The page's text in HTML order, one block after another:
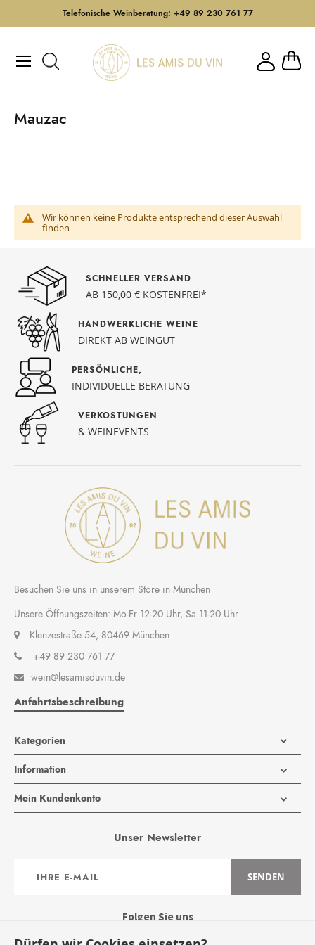
Telefonische Weinberatung: +49 89 230 761 77
Inhalt
Mein
Mauzac
Wir können keine Produkte entsprechend dieser Auswahl
finden
SCHNELLER VERSAND
AB 150,00 € KOSTENFREI*
HANDWERKLICHE WEINE
DIREKT AB WEINGUT
PERSÖNLICHE,
INDIVIDUELLE BERATUNG
VERKOSTUNGEN
& WEINEVENTS
Besuchen Sie uns in unserem Store in München
Unsere Öffnungszeiten: Mo-Fr 12-20 Uhr, Sa 11-20 Uhr
Klenzestraße 54, 80469 München
+49 89 230 761 77
 wein@lesamisduvin.de
Anfahrtsbeschreibung
Kategorien
Information
Mein Kundenkonto
Unser Newsletter
zum
SENDEN
Folgen Sie uns